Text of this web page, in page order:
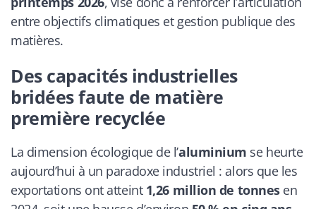
entre objectifs climatiques et gestion publique des
matières.
Des capacités industrielles
bridées faute de matière
première recyclée
La dimension écologique de l’aluminium se heurte
aujourd’hui à un paradoxe industriel : alors que les
exportations ont atteint 1,26 million de tonnesen